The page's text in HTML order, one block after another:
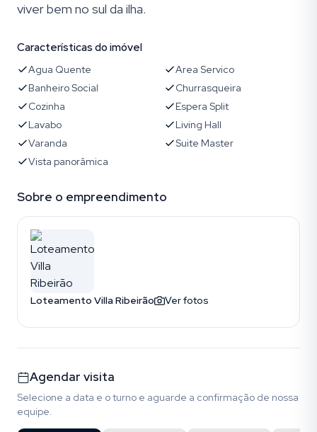
viver bem no sul da ilha.
Características do imóvel
Agua Quente
Area Servico
Banheiro Social
Churrasqueira
Cozinha
Espera Split
Lavabo
Living Hall
Varanda
Suite Master
Vista panorâmica
Sobre o empreendimento
Loteamento Villa Ribeirão Ver fotos
Agendar visita
Selecione a data e o turno e aguarde a confirmação de nossa
equipe.